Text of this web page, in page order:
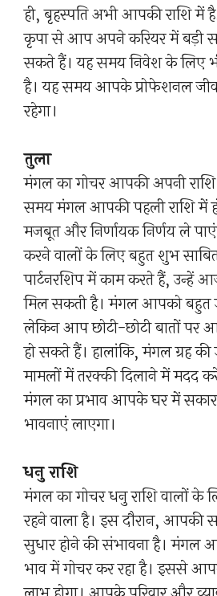
ही, बृहस्पति अभी आपकी राशि में
कृपा से आप अपने करियर में बड़ी
सकते हैं। यह समय निवेश के लिए
है। यह समय आपके प्रोफेशनल
रहेगा।
तुला
मंगल का गोचर आपकी अपनी राशि
समय मंगल आपकी पहली राशि में
मजबूत और निर्णायक निर्णय ले
करने वालों के लिए बहुत शुभ
पार्टनरशिप में काम करते हैं,
मिल सकती है। मंगल आपको बहुत
लेकिन आप छोटी-छोटी बातों पर
हो सकते हैं। हालांकि, मंगल ग्रह
मामलों में तरक्की दिलाने में मदद
मंगल का प्रभाव आपके घर में
भावनाएं लाएगा।
धनु राशि
मंगल का गोचर धनु राशि वालों के
रहने वाला है। इस दौरान, आपकी
सुधार होने की संभावना है। मंगल
भाव में गोचर कर रहा है। इससे